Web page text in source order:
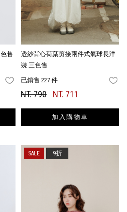
售
FAVORITES
透紗背心荷葉剪接兩件式氣球長洋
裝 三色售
已銷售 227 件
NT. 790 NT. 711
加入購物車
9折